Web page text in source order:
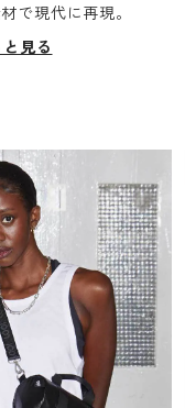
で現代に再現。
と見る